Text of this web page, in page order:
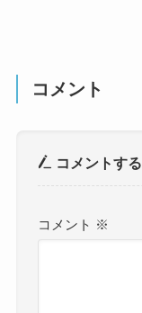
コメント
コメントする
コメント ※